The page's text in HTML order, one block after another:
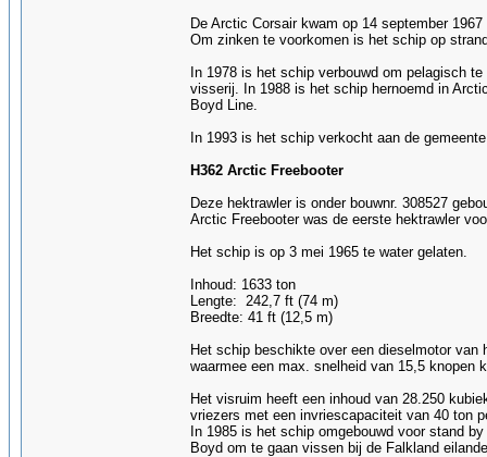
De Arctic Corsair kwam op 14 september
Om zinken te voorkomen is het schip op
In 1978 is het schip verbouwd om pelagisch
visserij. In 1988 is het schip hernoemd in
Boyd Line.
In 1993 is het schip verkocht aan de
H362 Arctic Freebooter
Deze hektrawler is onder bouwnr. 308527
Arctic Freebooter was de eerste hektrawler
Het schip is op 3 mei 1965 te water gelaten.
Inhoud: 1633 ton
Lengte: 242,7 ft (74 m)
Breedte: 41 ft (12,5 m)
Het schip beschikte over een dieselmotor
waarmee een max. snelheid van 15,5 knopen
Het visruim heeft een inhoud van 28.250
vriezers met een invriescapaciteit van 40 ton
In 1985 is het schip omgebouwd voor stand
Boyd om te gaan vissen bij de Falkland